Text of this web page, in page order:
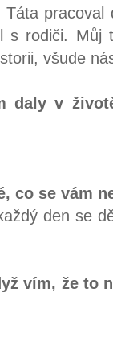
s rodiči. Můj
všude
daly v
co se vám
den se
vím, že to